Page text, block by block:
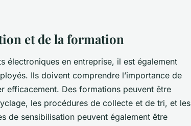
et de la formation
électroniques en entreprise, il est également
Ils doivent comprendre l’importance de
efficacement. Des formations peuvent être
les procédures de collecte et de tri, et les
de sensibilisation peuvent également être